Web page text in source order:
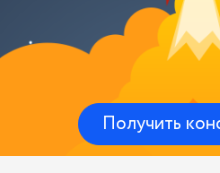
Получить